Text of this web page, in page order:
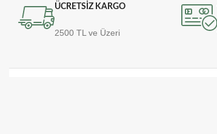
ÜCRETSİZ KARGO
2500 TL ve Üzeri